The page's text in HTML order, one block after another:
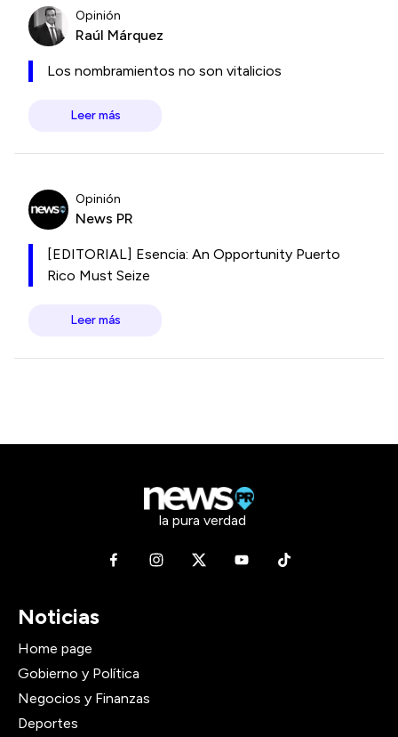
Opinión
Raúl Márquez
Los nombramientos no son vitalicios
Leer más
Opinión
News PR
[EDITORIAL] Esencia: An Opportunity Puerto
Rico Must Seize
Leer más
la pura verdad
Noticias
Home page
Gobierno y Política
Negocios y Finanzas
Deportes